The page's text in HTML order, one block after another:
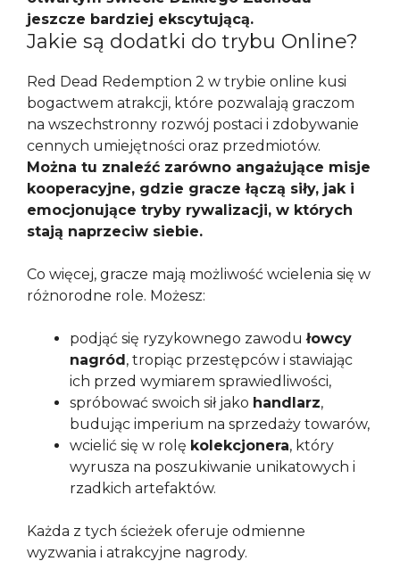
jeszcze bardziej ekscytującą.
Jakie są dodatki do trybu Online?
Red Dead Redemption 2 w trybie online kusi
bogactwem atrakcji, które pozwalają graczom
na wszechstronny rozwój postaci i zdobywanie
cennych umiejętności oraz przedmiotów.
Można tu znaleźć zarówno angażujące misje
kooperacyjne, gdzie gracze łączą siły, jak i
emocjonujące tryby rywalizacji, w których
stają naprzeciw siebie.
Co więcej, gracze mają możliwość wcielenia się w
różnorodne role. Możesz:
podjąć się ryzykownego zawodułowcy
nagród , tropiąc przestępców i stawiając
ich przed wymiarem sprawiedliwości,
spróbować swoich sił jako handlarz,
budując imperium na sprzedaży towarów,
wcielić się w rolę kolekcjonera, który
wyrusza na poszukiwanie unikatowych i
rzadkich artefaktów.
Każda z tych ścieżek oferuje odmienne
wyzwania i atrakcyjne nagrody.